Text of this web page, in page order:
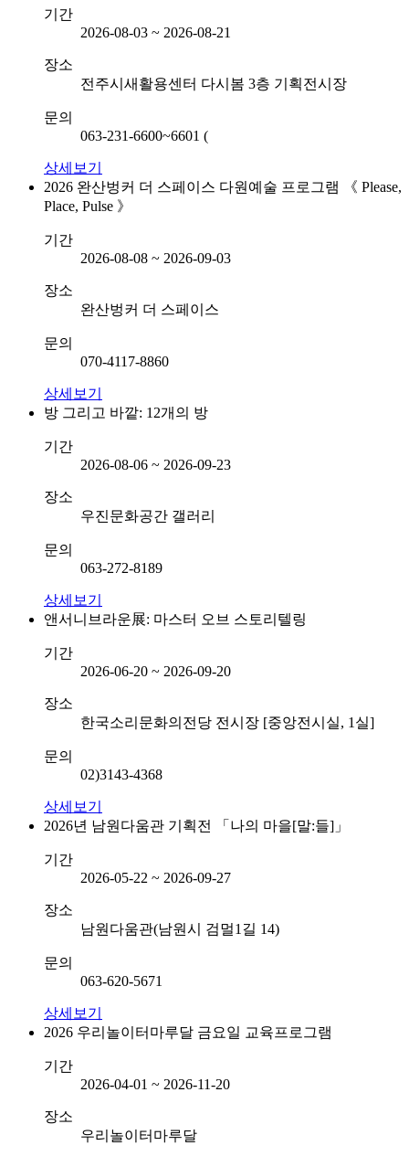
기간
2026-08-03 ~ 2026-08-21
장소
전주시새활용센터 다시봄 3층 기획전시장
문의
063-231-6600~6601 (
상세보기
2026 완산벙커 더 스페이스 다원예술 프로그램 《 Please,
Place, Pulse 》
기간
2026-08-08 ~ 2026-09-03
장소
완산벙커 더 스페이스
문의
070-4117-8860
상세보기
방 그리고 바깥: 12개의 방
기간
2026-08-06 ~ 2026-09-23
장소
우진문화공간 갤러리
문의
063-272-8189
상세보기
앤서니브라운展: 마스터 오브 스토리텔링
기간
2026-06-20 ~ 2026-09-20
장소
한국소리문화의전당 전시장 [중앙전시실, 1실]
문의
02)3143-4368
상세보기
2026년 남원다움관 기획전 「나의 마을[말:들]」
기간
2026-05-22 ~ 2026-09-27
장소
남원다움관(남원시 검멀1길 14)
문의
063-620-5671
상세보기
2026 우리놀이터마루달 금요일 교육프로그램
기간
2026-04-01 ~ 2026-11-20
장소
우리놀이터마루달